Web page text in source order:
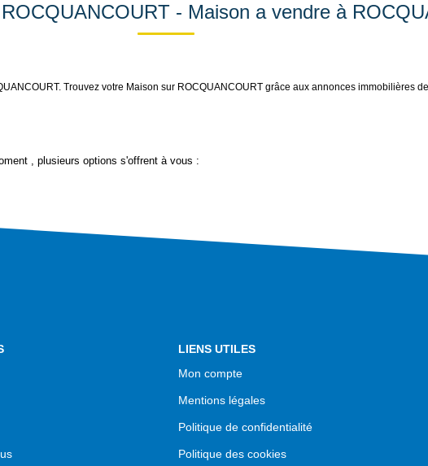
- Maison a vendre à
Trouvez votre Maison sur ROCQUANCOURT grâce aux annonces immobilières
, plusieurs options s'offrent à vous :
LIENS UTILES
Mon compte
Mentions légales
Politique de confidentialité
Politique des cookies